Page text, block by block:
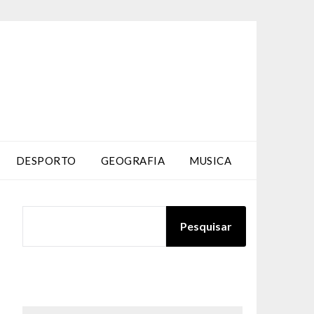
DESPORTO GEOGRAFIA MUSICA
Pesquisar